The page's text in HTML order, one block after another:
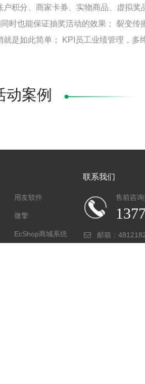
积分、商家卡券、实物商品、虚拟奖
也能保证抽奖活动的效果； 裂变传
是如此简单； KPI员工业绩管理，
动案例
用友软件
微擎
EcShop商城系统
联系我们
售前咨
邮箱：